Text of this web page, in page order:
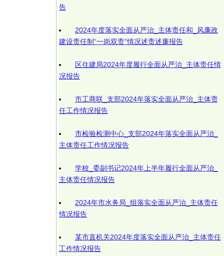
告
2024年度落实全面从严治_主体责任和_风廉政
建设责任制“一岗双责”情况述责述廉报告
区住建局2024年度履行全面从严治_主体责任情
况报告
市工商联_支部2024年落实全面从严治_主体责
任工作情况报告
市检验检测中心_支部2024年落实全面从严治_
主体责任工作情况报告
学校_委副书记2024年上半年履行全面从严治_
主体责任情况报告
2024年市水务局_组落实全面从严治_主体责任
情况报告
某市直机关2024年度落实全面从严治_主体责任
工作情况报告